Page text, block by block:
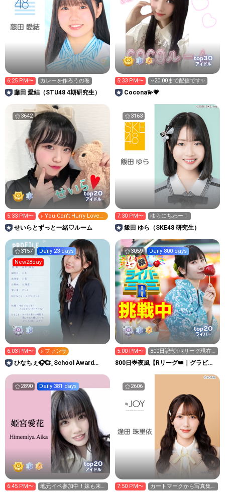
6:25 PM〜 カレーを作ろうの巻
藤田 愛結（STU48 4期研究生）
top30
アイドル
5:33 PM〜 ~20:00まで配信です✨
Cocona💫💗
3642
top20
アイドル
5:33 PM〜
♪ You Can't Hurry Love
[恋はあせらず]
せいらとずっと一緒♡ルーム
3163
7:30 PM〜 ゆらにちわー！
飯田 ゆら（SKE48 研究生）
3157
Daily 23 days
New28day
6:03 PM〜 ♪ ファンサ
ひなちぇ🎧💞_School Award
3059 Daily 800 days
top20
ライバー
5:00 PM〜
800日記念✨Rリーグ現在4
位🔥全力集め中🔥
800日🌟夜風【Rリーグ👑｜グラビア
2890 Daily 381 days
top20
アイドル
6:45 PM〜
地元イベ参加中！妹も来
2606
7:50 PM〜
カートマークから写真集